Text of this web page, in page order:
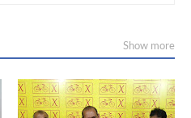
Show more